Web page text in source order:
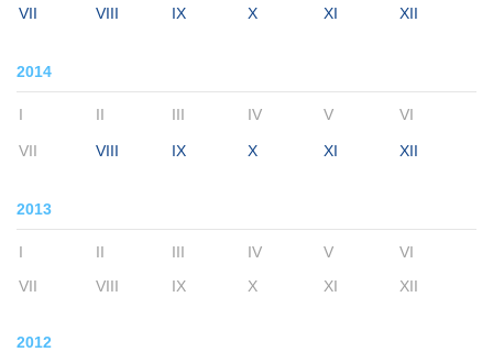
VII VIII IX X XI XII
2014
I II III IV V VI
VII VIII IX X XI XII
2013
I II III IV V
VI
VII
VIII IX X XI XII
2012